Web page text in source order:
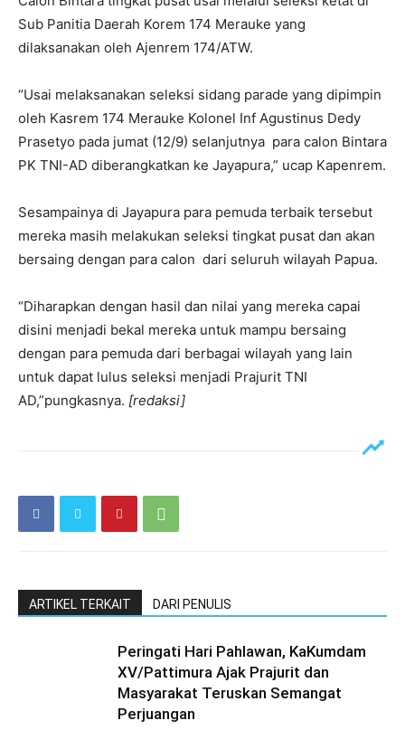
Sub Panitia Daerah Korem 174 Merauke yang
dilaksanakan oleh Ajenrem 174/ATW.
“Usai melaksanakan seleksi sidang parade yang dipimpin
oleh Kasrem 174 Merauke Kolonel Inf Agustinus Dedy
Prasetyo pada jumat (12/9) selanjutnya para calon Bintara
PK TNI-AD diberangkatkan ke Jayapura,” ucap Kapenrem.
Sesampainya di Jayapura para pemuda terbaik tersebut
mereka masih melakukan seleksi tingkat pusat dan akan
bersaing dengan para calon dari seluruh wilayah Papua.
“Diharapkan dengan hasil dan nilai yang mereka capai
disini menjadi bekal mereka untuk mampu bersaing
dengan para pemuda dari berbagai wilayah yang lain
untuk dapat lulus seleksi menjadi Prajurit TNI
AD,”pungkasnya. [redaksi]
ARTIKEL TERKAIT DARI PENULIS
Peringati Hari Pahlawan, KaKumdam
XV/Pattimura Ajak Prajurit dan
Masyarakat Teruskan Semangat
Perjuangan